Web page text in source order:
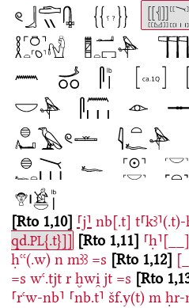
Rto 1,10 ⸢j⸣ nb[.t]
qd.PL{.t}]] Rto 1,11 ⸢ḥ⸣[__]
ḥꜥꜥ(.w) n mꜣꜣ =s Rto 1,12
=s wꜥ.tjt r ḫwi̯ jt =s Rto
⸢rꜥw-nb⸣ ⸢nb.t⸣ šf.y(t) m ḥr-